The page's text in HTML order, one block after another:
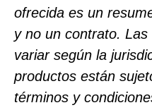
ofrecida es un
y no un contrato.
variar según la
productos están
términos y